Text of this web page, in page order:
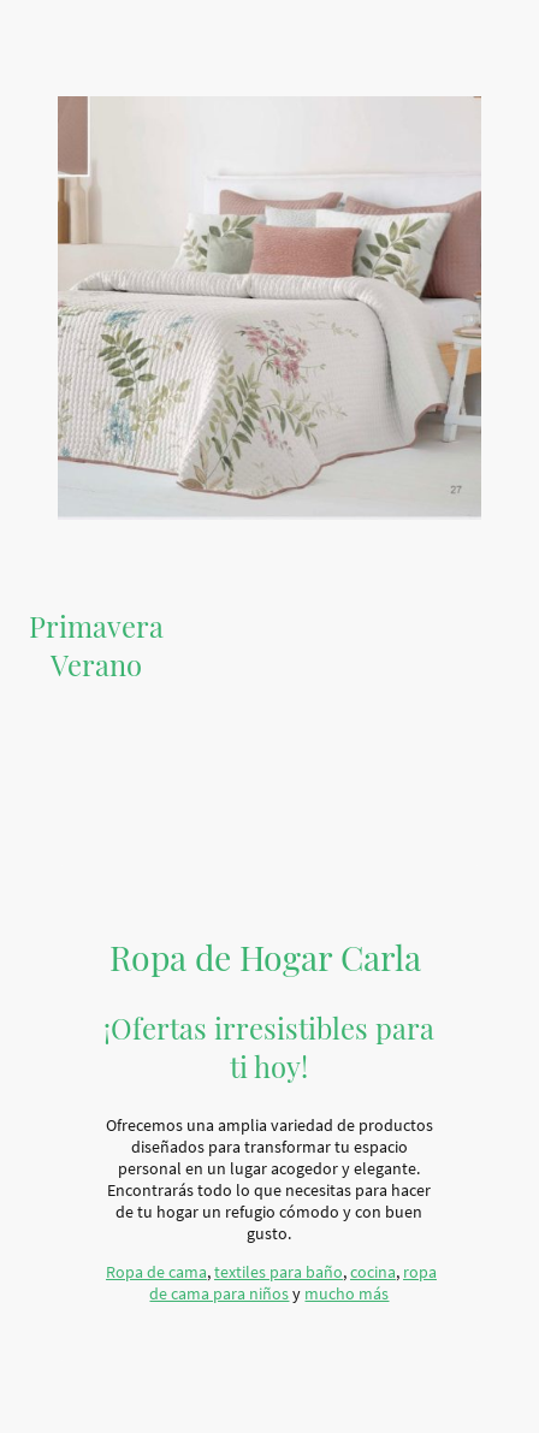
Primavera
Verano
Ropa de Hogar Carla
¡Ofertas irresistibles para
ti hoy!
Ofrecemos una amplia variedad de productos
diseñados para transformar tu espacio
personal en un lugar acogedor y elegante.
Encontrarás todo lo que necesitas para hacer
de tu hogar un refugio cómodo y con buen
gusto.
Ropa de cama,textiles para baño,cocina, ropa
de cama para niñosy mucho más